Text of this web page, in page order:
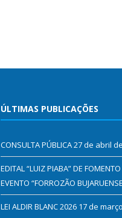
ÚLTIMAS PUBLICAÇÕES
CONSULTA PÚBLICA27 de abril
EDITAL “LUIZ PIABA” DE
EVENTO “FORROZÃO
LEI ALDIR BLANC 2026 17 de